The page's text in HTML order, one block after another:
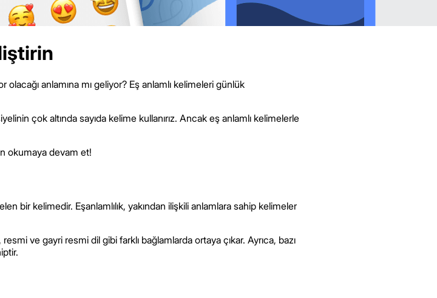
anlamına mı geliyor? Eş anlamlı kelimeleri günlük
çok altında sayıda kelime kullanırız. Ancak eş anlamlı kelimelerle
okumaya devam et!
bir kelimedir. Eşanlamlılık, yakından ilişkili anlamlara sahip kelimeler
ve gayri resmi dil gibi farklı bağlamlarda ortaya çıkar. Ayrıca, bazı